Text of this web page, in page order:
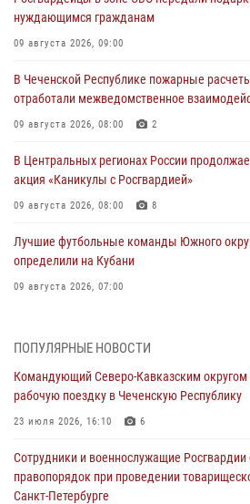
нуждающимся гражданам
09 августа 2026, 09:00
В Чеченской Республике пожарные
отработали межведомственное
09 августа 2026, 08:00 2
В Центральных регионах России
акция «Каникулы с Росгвардией»
09 августа 2026, 08:00 8
Лучшие футбольные команды Южного
определили на Кубани
09 августа 2026, 07:00
(видео)
Росгвардейцы провели занятие по
воспитанников Центра детского,
09 августа 2026, 05:00
ПОПУЛЯРНЫЕ НОВОСТИ
Командующий Северо-Кавказским
рабочую поездку в Чеченскую Республику
23 июля 2026, 16:10 6
Сотрудники и военнослужащие Росгвардии
правопорядок при проведении
Санкт-Петербурге